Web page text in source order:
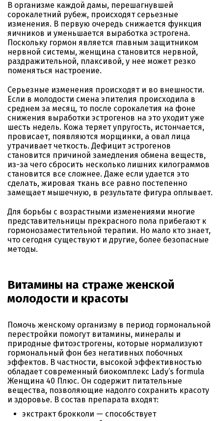
В организме каждой дамы, перешагнувшей
сорокалетний рубеж, происходят серьезные
изменения. В первую очередь снижается функция
яичников и уменьшается выработка эстрогена.
Поскольку гормон является главным защитником
нервной системы, женщина становится нервной,
раздражительной, плаксивой, у нее может резко
поменяться настроение.
Серьезные изменения происходят и во внешности.
Если в молодости смена эпителия происходила в
среднем за месяц, то после сорокалетия на фоне
снижения выработки эстрогенов на это уходит уже
шесть недель. Кожа теряет упругость, истончается,
провисает, появляются морщинки, а овал лица
утрачивает четкость. Дефицит эстрогенов
становится причиной замедления обмена веществ,
из-за чего сбросить несколько лишних килограммов
становится все сложнее. Даже если удается это
сделать, жировая ткань все равно постепенно
замещает мышечную, в результате фигура оплывает.
Для борьбы с возрастными изменениями многие
представительницы прекрасного пола прибегают к
гормонозаместительной терапии. Но мало кто знает,
что сегодня существуют и другие, более безопасные
методы.
Витамины на страже женской
молодости и красоты
Помочь женскому организму в период гормональной
перестройки помогут витамины, минералы и
природные фитоэстрогены, которые нормализуют
гормональный фон без негативных побочных
эффектов. В частности, высокой эффективностью
обладает современный биокомплекс Lady’s formula
Женщина 40 Плюс. Он содержит питательные
вещества, позволяющие надолго сохранить красоту
и здоровье. В состав препарата входят:
экстракт брокколи — способствует